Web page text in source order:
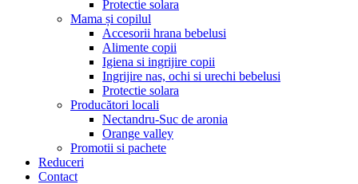
Protectie solara
Mama și copilul
Accesorii hrana bebelusi
Alimente copii
Igiena si ingrijire copii
Ingrijire nas, ochi si urechi bebelusi
Protectie solara
Producători locali
Nectandru-Suc de aronia
Orange valley
Promotii si pachete
Reduceri
Contact